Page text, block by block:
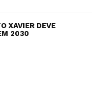
XAVIER DEVE
2030